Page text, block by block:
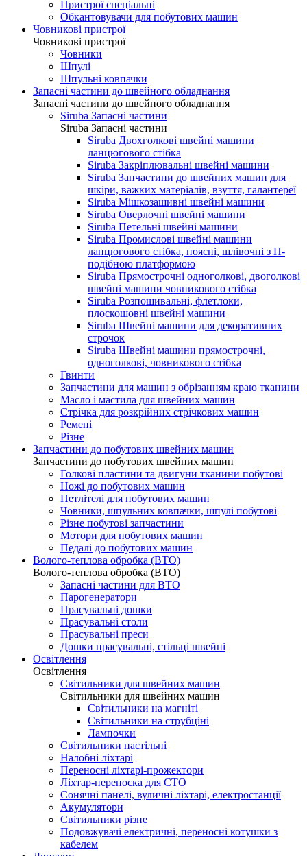
Пристрої спеціальні
Обкантовувачи для побутових машин
Човникові пристрої
Човникові пристрої
Човники
Шпулі
Шпульні ковпачки
Запасні частини до швейного обладнання
Запасні частини до швейного обладнання
Siruba Запасні частини
Siruba Запасні частини
Siruba Двохголкові швейні машини
ланцюгового стібка
Siruba Закріплювальні швейні машини
Siruba Запчастини до швейних машин для
шкіри, важких матеріалів, взуття, галантереї
Siruba Мішкозашивні швейні машини
Siruba Оверлочні швейні машини
Siruba Петельні швейні машини
Siruba Промислові швейні машини
ланцюгового стібка, поясні, шлівочні з П-
подібною платформою
Siruba Прямострочні одноголкові, двоголкові
швейні машини човникового стібка
Siruba Розпошивальні, флетлоки,
плоскошовні швейні машини
Siruba Швейні машини для декоративних
строчок
Siruba Швейні машини прямострочні,
одноголкові, човникового стібка
Гвинти
Запчастини для машин з обрізанням краю тканини
Масло і мастила для швейних машин
Стрічка для розкрійних стрічкових машин
Ремені
Різне
Запчастини до побутових швейних машин
Запчастини до побутових швейних машин
Голкові пластини та двигуни тканини побутові
Ножі до побутових машин
Петлітелі для побутових машин
Човники, шпульних ковпачки, шпулі побутові
Різне побутові запчастини
Мотори для побутових машин
Педалі до побутових машин
Волого-теплова обробка (ВТО)
Волого-теплова обробка (ВТО)
Запасні частини для ВТО
Парогенератори
Прасувальні дошки
Прасувальні столи
Прасувальні преси
Дошки прасувальні, стільці швейні
Освітлення
Освітлення
Світильники для швейних машин
Світильники для швейних машин
Світильники на магніті
Світильники на струбціні
Лампочки
Світильники настільні
Налобні ліхтарі
Переносні ліхтарі-прожектори
Ліхтар-переноска для СТО
Сонячні панелі, вуличні ліхтарі, електростанції
Акумулятори
Світильники різне
Подовжувачі електричні, переносні котушки з
кабелем